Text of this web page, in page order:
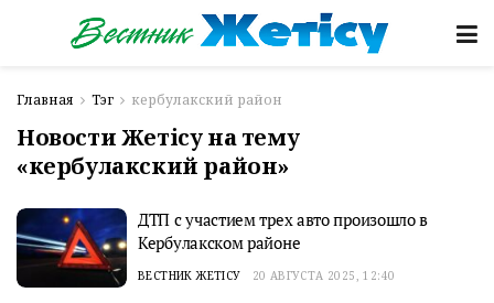
Главная Тэг кербулакский район
Новости Жетісу на тему
«кербулакский район»
ДТП с участием трех авто произошло в
Кербулакском районе
ВЕСТНИК ЖЕТІСУ 20 АВГУСТА 2025, 12:40